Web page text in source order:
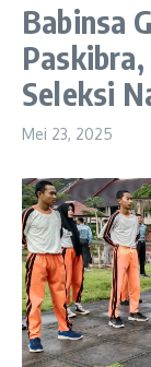
Babinsa
Seleksi
Mei 23, 2025